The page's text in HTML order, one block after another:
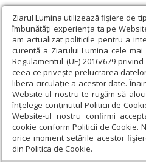
Ziarul Lumina utilizează fişiere de
îmbunătăți experiența ta pe
am actualizat politicile pentru a
curentă a Ziarului Lumina cele
Regulamentul (UE) 2016/679
ceea ce privește prelucrarea
libera circulație a acestor date.
Website-ul nostru te rugăm să
înțelege conținutul Politicii de
Website-ul nostru confirmi
cookie conform Politicii de Cookie.
orice moment setările acestor
din Politica de Cookie.
Ziarul Lumina › Actualitate
a canonizării Sfântului Serafim cel
Proclamarea locală a
Serafim cel Răbdător